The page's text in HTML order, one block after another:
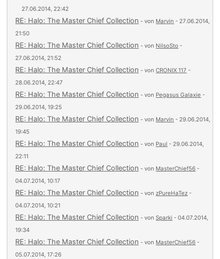
27.06.2014, 22:42
RE: Halo: The Master Chief Collection - von Marvin - 27.06.2014,
21:50
RE: Halo: The Master Chief Collection - von NilsoSto -
27.06.2014, 21:52
RE: Halo: The Master Chief Collection - vonCRONIX 117 -
28.06.2014, 22:47
RE: Halo: The Master Chief Collection - von Pegasus Galaxie -
29.06.2014, 19:25
RE: Halo: The Master Chief Collection - von Marvin - 29.06.2014,
19:45
RE: Halo: The Master Chief Collection - von Paul - 29.06.2014,
22:11
RE: Halo: The Master Chief Collection - von MasterChief56 -
04.07.2014, 10:17
RE: Halo: The Master Chief Collection - vonzPureHaTez -
04.07.2014, 10:21
RE: Halo: The Master Chief Collection - vonSparki - 04.07.2014,
19:34
RE: Halo: The Master Chief Collection - von MasterChief56 -
05.07.2014, 17:26